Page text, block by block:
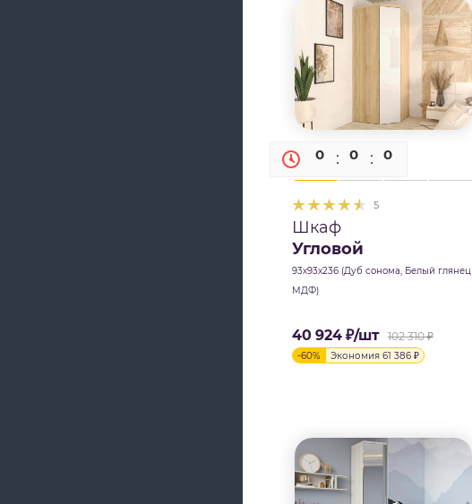
0 0 0
5
Шкаф
Угловой
93х93х236 (Дуб сонома, Белый глянец
МДФ)
40 924 ₽/шт 102 310₽
-60% Экономия 61 386 ₽